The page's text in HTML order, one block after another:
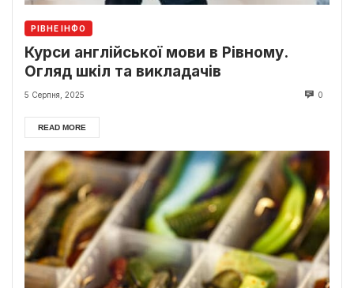
РІВНЕ ІНФО
Курси англійської мови в Рівному.
Огляд шкіл та викладачів
5 Серпня, 2025 0
READ MORE